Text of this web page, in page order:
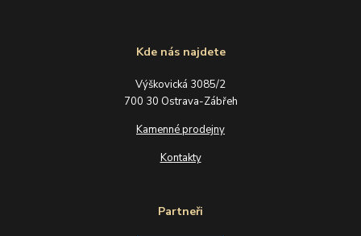
Kde nás najdete
Výškovická 3085/2
700 30 Ostrava-Zábřeh
Kamenné prodejny
Kontakty
Partneři